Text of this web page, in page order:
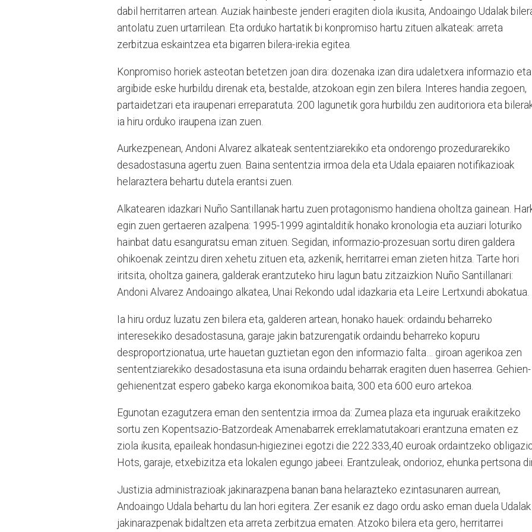
dabil herritarren artean. Auziak hainbeste jenderi eragiten diola ikusita, Andoaingo Udalak
antolatu zuen urtarrilean. Eta orduko hartatik bi konpromiso hartu zituen alkateak: arreta
zerbitzua eskaintzea eta bigarren bilera-irekia egitea.
Konpromiso horiek asteotan betetzen joan dira: dozenaka izan dira udaletxera informazio eta
argibide eske hurbildu direnak eta, bestalde, atzokoan egin zen bilera. Interes handia zegoen,
partaidetzari eta iraupenari erreparatuta. 200 lagunetik gora hurbildu zen auditoriora eta
ia hiru orduko iraupena izan zuen.
Aurkezpenean, Andoni Alvarez alkateak sententziarekiko eta ondorengo prozedurarekiko
desadostasuna agertu zuen. Baina sententzia irmoa dela eta Udala epaiaren notifikazioak
helaraztera behartu dutela erantsi zuen.
Alkatearen idazkari Nuño Santillanak hartu zuen protagonismo handiena oholtza gainean.
egin zuen gertaeren azalpena: 1995-1999 agintalditik honako kronologia eta auziari loturiko
hainbat datu esanguratsu eman zituen. Segidan, informazio-prozesuan sortu diren galdera
ohikoenak zeintzu diren xehetu zituen eta, azkenik, herritarrei eman zieten hitza. Tarte hori
iritsita, oholtza gainera, galderak erantzuteko hiru lagun batu zitzaizkion Nuño Santillanari:
Andoni Alvarez Andoaingo alkatea, Unai Rekondo udal idazkaria eta Leire Lertxundi abokatua.
Ia hiru orduz luzatu zen bilera eta, galderen artean, honako hauek: ordaindu beharreko
interesekiko desadostasuna, garaje jakin batzurengatik ordaindu beharreko kopuru
desproportzionatua, urte hauetan guztietan egon den informazio falta… giroan agerikoa zen
sententziarekiko desadostasuna eta isuna ordaindu beharrak eragiten duen haserrea. Gehien-
gehienentzat espero gabeko karga ekonomikoa baita, 300 eta 600 euro artekoa.
Egunotan ezagutzera eman den sententzia irmoa da: Zumea plaza eta inguruak eraikitzeko
sortu zen Kopentsazio-Batzordeak Amenabarrek erreklamatutakoari erantzuna ematen ez
ziola ikusita, epaileak hondasun-higiezinei egotzi die 222.333,40 euroak ordaintzeko
Hots, garaje, etxebizitza eta lokalen egungo jabeei. Erantzuleak, ondorioz, ehunka pertsona
Justizia administrazioak jakinarazpena banan bana helarazteko ezintasunaren aurrean,
Andoaingo Udala behartu du lan hori egitera. Zer esanik ez dago ordu asko eman duela Udalak
jakinarazpenak bidaltzen eta arreta zerbitzua ematen. Atzoko bilera eta gero, herritarrei